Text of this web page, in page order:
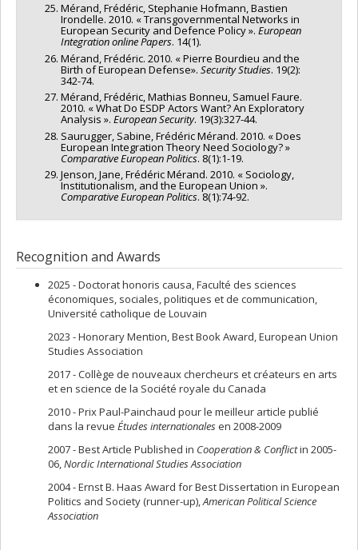
Mérand, Frédéric, Stephanie Hofmann, Bastien
Irondelle. 2010. « Transgovernmental Networks in
European Security and Defence Policy ». European
Integration online Papers. 14(1).
Mérand, Frédéric. 2010. « Pierre Bourdieu and the
Birth of European Defense». Security Studies. 19(2):
342-74.
Mérand, Frédéric, Mathias Bonneu, Samuel Faure.
2010. « What Do ESDP Actors Want? An Exploratory
Analysis ». European Security. 19(3):327-44.
Saurugger, Sabine, Frédéric Mérand. 2010. « Does
European Integration Theory Need Sociology? »
Comparative European Politics. 8(1):1-19.
Jenson, Jane, Frédéric Mérand. 2010. « Sociology,
Institutionalism, and the European Union ».
Comparative European Politics. 8(1):74-92.
Recognition and Awards
2025 - Doctorat honoris causa, Faculté des sciences
économiques, sociales, politiques et de communication,
Université catholique de Louvain
2023 - Honorary Mention, Best Book Award, European Union
Studies Association
2017 - Collège de nouveaux chercheurs et créateurs en arts
et en science de la Société royale du Canada
2010 - Prix Paul-Painchaud pour le meilleur article publié
dans la revue Études internationalesen 2008-2009
2007 - Best Article Published in Cooperation & Conflictin 2005-
06,Nordic International Studies Association
2004 - Ernst B. Haas Award for Best Dissertation in European
Politics and Society (runner-up),American Political Science
Association